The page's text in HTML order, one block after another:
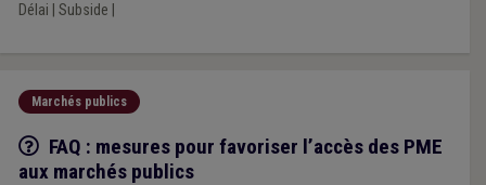
Délai Subside
Marchés publics
Q/R
FAQ : mesures pour favoriser l’accès des PME
aux marchés publics